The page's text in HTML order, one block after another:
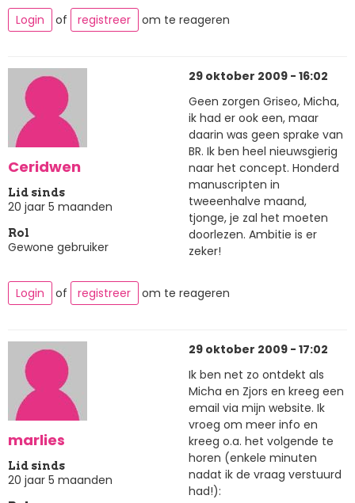
Login
of registreer om te reageren
Ceridwen
Lid sinds
20 jaar 5 maanden
Rol
Gewone gebruiker
29 oktober 2009 - 16:02
Geen zorgen Griseo, Micha,
ik had er ook een, maar
daarin was geen sprake van
BR. Ik ben heel nieuwsgierig
naar het concept. Honderd
manuscripten in
tweeenhalve maand,
tjonge, je zal het moeten
doorlezen. Ambitie is er
zeker!
Login of registreer om te reageren
marlies
Lid sinds
20 jaar 5 maanden
29 oktober 2009 - 17:02
Ik ben net zo ontdekt als
Micha en Zjors en kreeg een
email via mijn website. Ik
vroeg om meer info en
kreeg o.a. het volgende te
horen (enkele minuten
nadat ik de vraag verstuurd
had!):